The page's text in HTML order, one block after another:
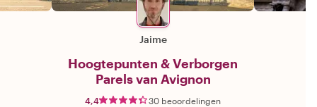
Jaime
Hoogtepunten & Verborgen
Parels van Avignon
4,4 30 beoordelingen